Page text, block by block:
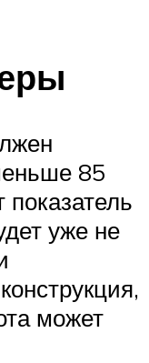
85
показатель
уже не
может